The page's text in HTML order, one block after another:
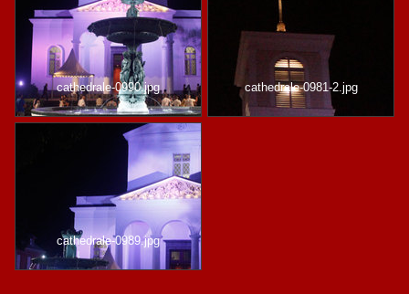
cathedrale-0990.jpg cathedrale-0981-2.jpg
cathedrale-0989.jpg